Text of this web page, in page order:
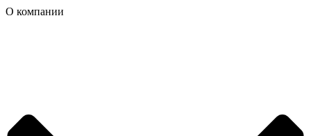
О компании